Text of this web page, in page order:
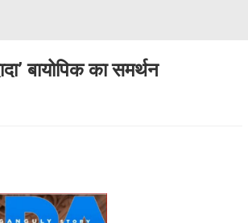
बायोपिक का समर्थन